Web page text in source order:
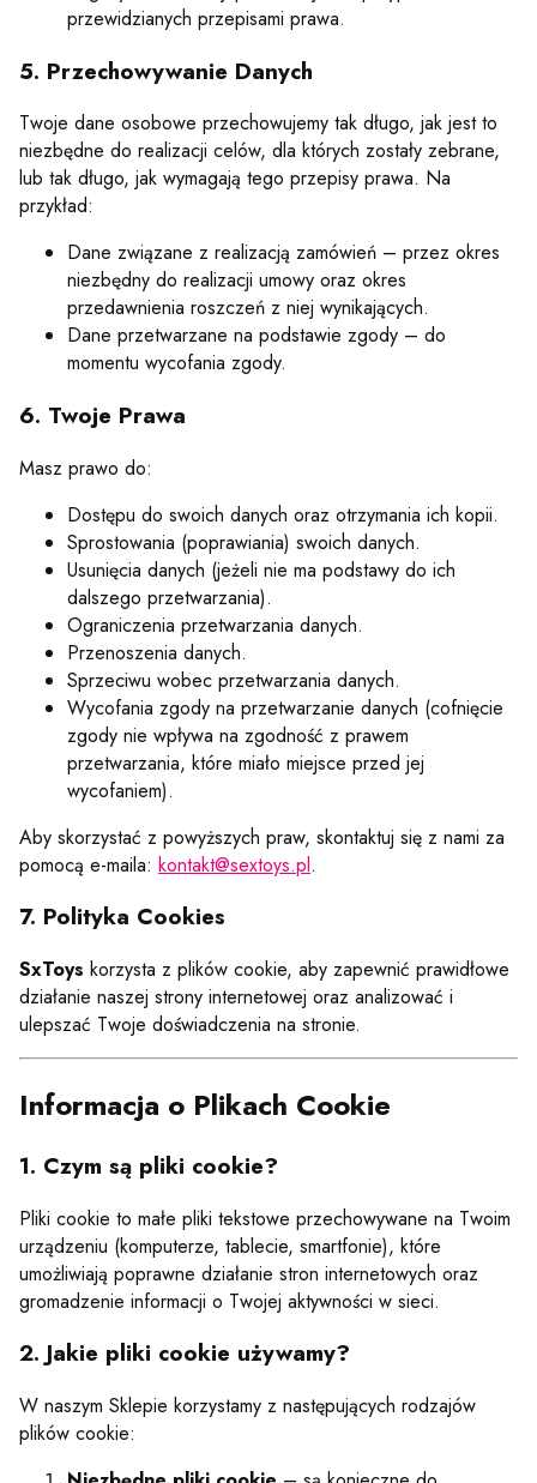
przewidzianych przepisami prawa.
5. Przechowywanie Danych
Twoje dane osobowe przechowujemy tak długo, jak jest to
niezbędne do realizacji celów, dla których zostały zebrane,
lub tak długo, jak wymagają tego przepisy prawa. Na
przykład:
Dane związane z realizacją zamówień – przez okres
niezbędny do realizacji umowy oraz okres
przedawnienia roszczeń z niej wynikających.
Dane przetwarzane na podstawie zgody – do
momentu wycofania zgody.
6. Twoje Prawa
Masz prawo do:
Dostępu do swoich danych oraz otrzymania ich kopii.
Sprostowania (poprawiania) swoich danych.
Usunięcia danych (jeżeli nie ma podstawy do ich
dalszego przetwarzania).
Ograniczenia przetwarzania danych.
Przenoszenia danych.
Sprzeciwu wobec przetwarzania danych.
Wycofania zgody na przetwarzanie danych (cofnięcie
zgody nie wpływa na zgodność z prawem
przetwarzania, które miało miejsce przed jej
wycofaniem).
Aby skorzystać z powyższych praw, skontaktuj się z nami za
pomocą e-maila: kontakt@sextoys.pl.
7. Polityka Cookies
SxToys korzysta z plików cookie, aby zapewnić prawidłowe
działanie naszej strony internetowej oraz analizować i
ulepszać Twoje doświadczenia na stronie.
Informacja o Plikach Cookie
1. Czym są pliki cookie?
Pliki cookie to małe pliki tekstowe przechowywane na Twoim
urządzeniu (komputerze, tablecie, smartfonie), które
umożliwiają poprawne działanie stron internetowych oraz
gromadzenie informacji o Twojej aktywności w sieci.
2. Jakie pliki cookie używamy?
W naszym Sklepie korzystamy z następujących rodzajów
plików cookie: